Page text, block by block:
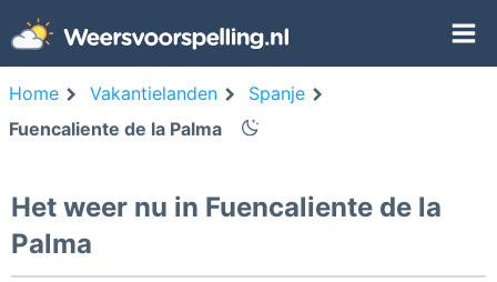
Home Vakantielanden
Spanje
Fuencaliente de la Palma
Het weer nu in Fuencaliente de la
Palma